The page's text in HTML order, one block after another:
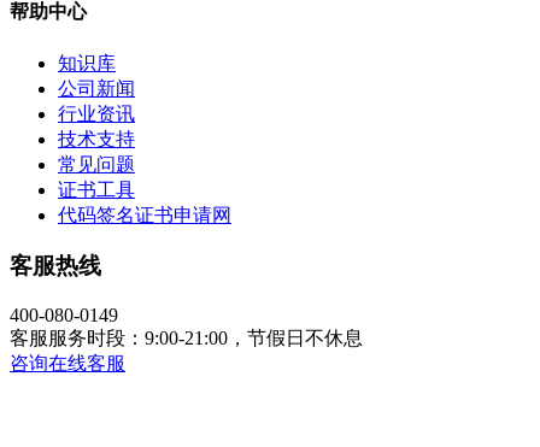
帮助中心
知识库
公司新闻
行业资讯
技术支持
常见问题
证书工具
代码签名证书申请网
客服热线
400-080-0149
客服服务时段：9:00-21:00，节假日不休息
咨询在线客服